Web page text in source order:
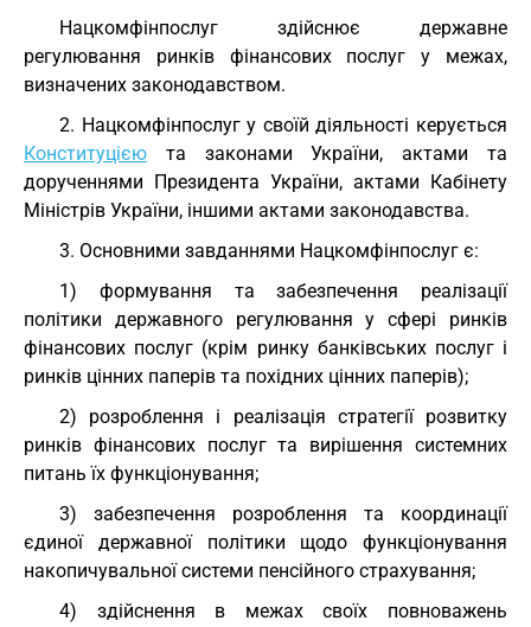
Нацкомфінпослуг здійснює державне
регулювання ринків фінансових послуг у межах,
визначених законодавством.
2. Нацкомфінпослуг у своїй діяльності керується
Конституцією та законами України, актами та
дорученнями Президента України, актами Кабінету
Міністрів України, іншими актами законодавства.
3. Основними завданнями Нацкомфінпослуг є:
1) формування та забезпечення реалізації
політики державного регулювання у сфері ринків
фінансових послуг (крім ринку банківських послуг і
ринків цінних паперів та похідних цінних паперів);
2) розроблення і реалізація стратегії розвитку
ринків фінансових послуг та вирішення системних
питань їх функціонування;
3) забезпечення розроблення та координації
єдиної державної політики щодо функціонування
накопичувальної системи пенсійного страхування;
4) здійснення в межах своїх повноважень